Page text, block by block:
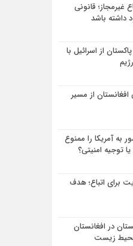
از اتباع غیرمجاز؛ قانونی
داشته باشد
از اسرائیل با
افغانستان از مسیر
شهروندان ۱۲ کشور به آمریکا را ممنوع
توجیه امنیتی؟
برای اتباع؛ هدف
در افغانستان
زیست